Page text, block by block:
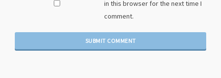
in this browser for the next time I
comment.